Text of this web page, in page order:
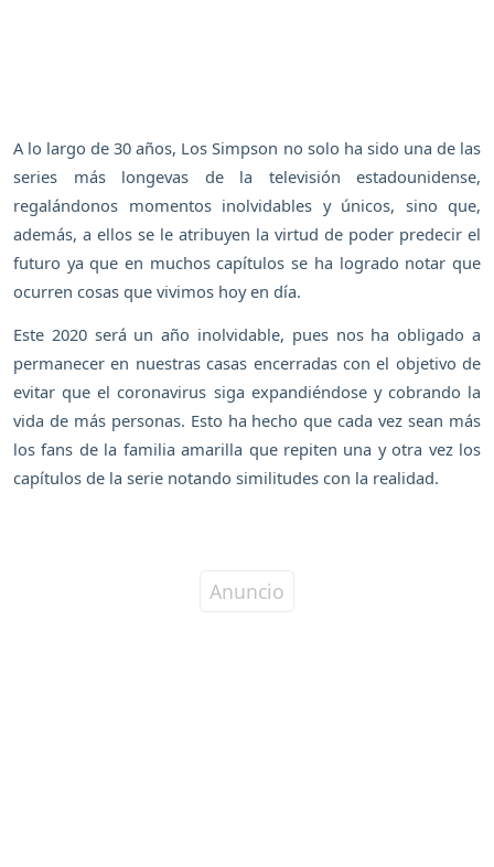
A lo largo de 30 años, Los Simpson no solo ha sido una de las
series más longevas de la televisión estadounidense,
regalándonos momentos inolvidables y únicos, sino que,
además, a ellos se le atribuyen la virtud de poder predecir el
futuro ya que en muchos capítulos se ha logrado notar que
ocurren cosas que vivimos hoy en día.
Este 2020 será un año inolvidable, pues nos ha obligado a
permanecer en nuestras casas encerradas con el objetivo de
evitar que el coronavirus siga expandiéndose y cobrando la
vida de más personas. Esto ha hecho que cada vez sean más
los fans de la familia amarilla que repiten una y otra vez los
capítulos de la serie notando similitudes con la realidad.